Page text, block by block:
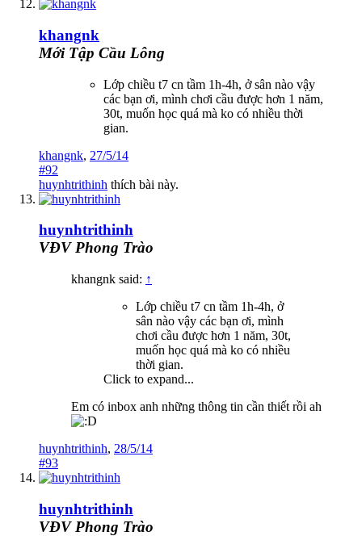
khangnk
Mới Tập Cầu Lông
Lớp chiều t7 cn tầm 1h-4h, ở sân nào vậy
các bạn ơi, mình chơi cầu được hơn 1 năm,
30t, muốn học quá mà ko có nhiều thời
gian.
khangnk, 27/5/14
#92
huynhtrithinh thích bài này.
huynhtrithinh
VĐV Phong Trào
khangnk said: ↑
Lớp chiều t7 cn tầm 1h-4h, ở
sân nào vậy các bạn ơi, mình
chơi cầu được hơn 1 năm, 30t,
muốn học quá mà ko có nhiều
thời gian.
Click to expand...
Em có inbox anh những thông tin cần thiết rồi ah
huynhtrithinh, 28/5/14
#93
huynhtrithinh
VĐV Phong Trào